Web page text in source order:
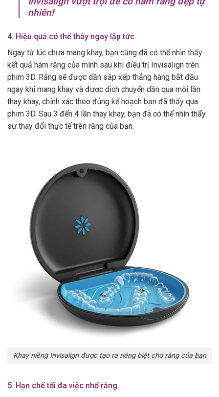
nhiên!
4. Hiệu quả có thể thấy ngay lập tức
Ngay từ lúc chưa mang khay, bạn cũng đã có thể nhìn thấy
kết quả hàm răng của mình sau khi điều trị Invisalign trên
phim 3D. Răng sẽ được dần sắp xếp thẳng hàng bắt đầu
ngay khi mang khay và được dịch chuyển dần qua mỗi lần
thay khay, chính xác theo đúng kế hoạch bạn đã thấy qua
phim 3D. Sau 3 đến 4 lần thay khay, bạn đã có thể nhìn thấy
sự thay đổi thực tế trên răng của bạn.
Khay niềng Invisalign được tạo ra riêng biệt cho răng của bạn
5. Hạn chế tối đa việc nhổ răng